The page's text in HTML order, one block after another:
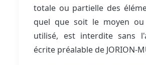
totale ou partielle des
quel que soit le moyen
utilisé, est interdite sans
écrite préalable de JORION-